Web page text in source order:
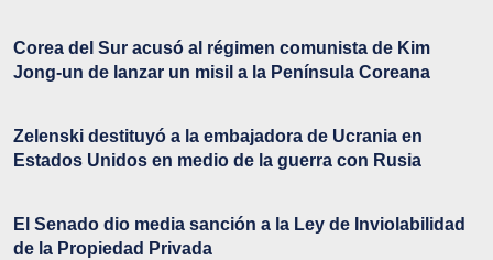
Corea del Sur acusó al régimen comunista de Kim
Jong-un de lanzar un misil a la Península Coreana
Zelenski destituyó a la embajadora de Ucrania en
Estados Unidos en medio de la guerra con Rusia
El Senado dio media sanción a la Ley de Inviolabilidad
de la Propiedad Privada